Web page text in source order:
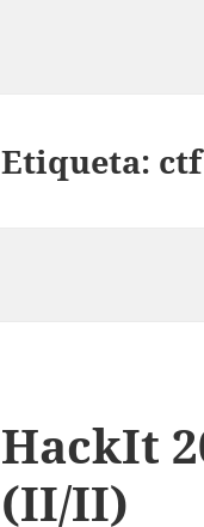
Etiqueta: ctf
HackIt
(II/II)